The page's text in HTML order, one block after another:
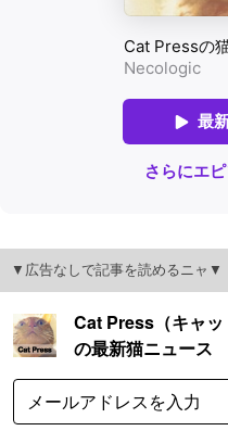
▼広告なしで記事を読めるニャ▼